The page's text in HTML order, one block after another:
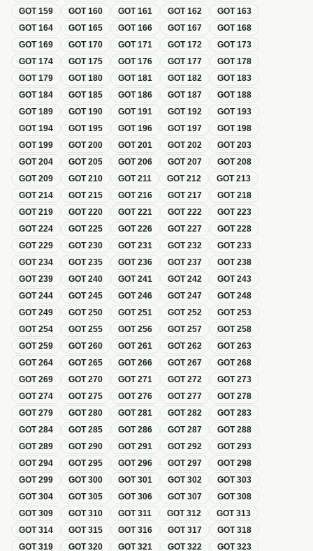
GOT159 GOT160 GOT161 GOT162 GOT163
GOT164 GOT165 GOT166 GOT167 GOT168
GOT169 GOT170 GOT171 GOT172 GOT173
GOT174 GOT175 GOT176 GOT177 GOT178
GOT179 GOT180 GOT181 GOT182 GOT183
GOT184 GOT185 GOT186 GOT187 GOT188
GOT189 GOT190 GOT191 GOT192 GOT193
GOT194 GOT195 GOT196 GOT197 GOT198
GOT199 GOT200 GOT201 GOT202 GOT203
GOT204 GOT205 GOT206 GOT207 GOT208
GOT209 GOT210 GOT211 GOT212 GOT213
GOT214 GOT215 GOT216 GOT217 GOT218
GOT219 GOT220 GOT221 GOT222 GOT223
GOT224 GOT225 GOT226 GOT227 GOT228
GOT229 GOT230 GOT231 GOT232 GOT233
GOT234 GOT235 GOT236 GOT237 GOT238
GOT239 GOT240 GOT241 GOT242 GOT243
GOT244 GOT245 GOT246 GOT247 GOT248
GOT249 GOT250 GOT251 GOT252 GOT253
GOT254 GOT255 GOT256 GOT257 GOT258
GOT259 GOT260 GOT261 GOT262 GOT263
GOT264 GOT265 GOT266 GOT267 GOT268
GOT269 GOT270 GOT271 GOT272 GOT273
GOT274 GOT275 GOT276 GOT277 GOT278
GOT279 GOT280 GOT281 GOT282 GOT283
GOT284 GOT285 GOT286 GOT287 GOT288
GOT289 GOT290 GOT291 GOT292 GOT293
GOT294 GOT295 GOT296 GOT297 GOT298
GOT299 GOT300 GOT301 GOT302 GOT303
GOT304 GOT305 GOT306 GOT307 GOT308
GOT309 GOT310 GOT311 GOT312 GOT313
GOT314 GOT315 GOT316 GOT317 GOT318
GOT319 GOT320 GOT321 GOT322 GOT323